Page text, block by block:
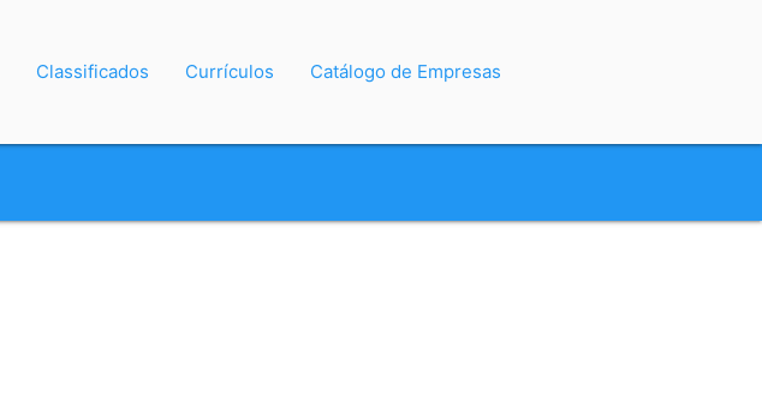
Classificados Currículos Catálogo de Empresas